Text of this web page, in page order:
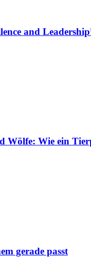
and
Wölfe: Wie ein
gerade passt